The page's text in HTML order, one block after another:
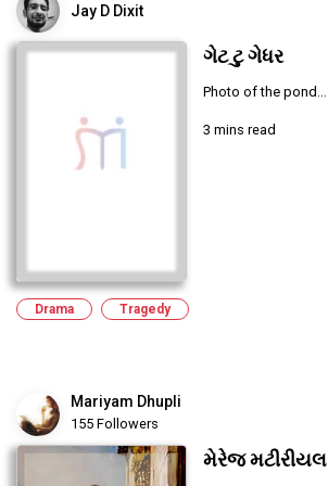
Jay D Dixit
ગેટ ટુ ગેધર
Photo of the pond...
3 mins read
Drama Tragedy
Mariyam Dhupli
155 Followers
મેરેજ મટીરીયલ